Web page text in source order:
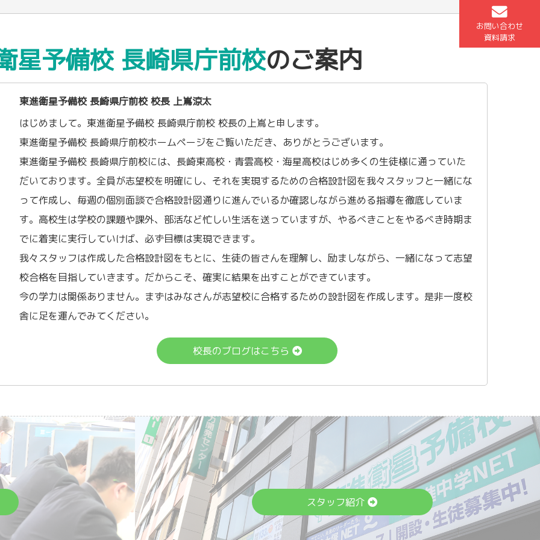
お問い合わせ
資料請求
星予備校 長崎県庁前校のご案内
東進衛星予備校 長崎県庁前校 校長 上嶌涼太
はじめまして。東進衛星予備校 長崎県庁前校 校長の上嶌と申します。
東進衛星予備校 長崎県庁前校ホームページをご覧いただき、ありがとうございます。
東進衛星予備校 長崎県庁前校には、長崎東高校・青雲高校・海星高校はじめ多くの生徒様に通っていた
だいております。全員が志望校を明確にし、それを実現するための合格設計図を我々スタッフと一緒にな
って作成し、毎週の個別面談で合格設計図通りに進んでいるか確認しながら進める指導を徹底していま
す。高校生は学校の課題や課外、部活など忙しい生活を送っていますが、やるべきことをやるべき時期ま
でに着実に実行していけば、必ず目標は実現できます。
我々スタッフは作成した合格設計図をもとに、生徒の皆さんを理解し、励ましながら、一緒になって志望
校合格を目指していきます。だからこそ、確実に結果を出すことができています。
今の学力は関係ありません。まずはみなさんが志望校に合格するための設計図を作成します。是非一度校
舎に足を運んでみてください。
校長のブログはこちら
スタッフ紹介